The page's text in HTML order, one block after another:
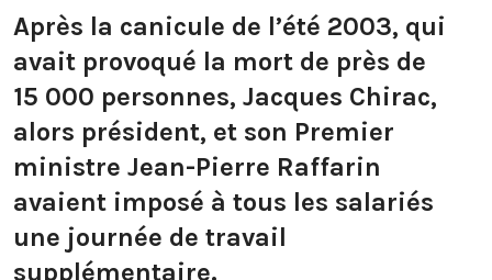
Après la canicule de l’été 2003, qui
avait provoqué la mort de près de
15 000 personnes, Jacques Chirac,
alors président, et son Premier
ministre Jean-Pierre Raffarin
avaient imposé à tous les salariés
une journée de travail
supplémentaire.